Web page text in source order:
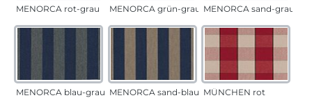
MENORCA rot-grau MENORCA grün-grau MENORCA sand-grau
MENORCA blau-grau MENORCA sand-blau MÜNCHEN rot